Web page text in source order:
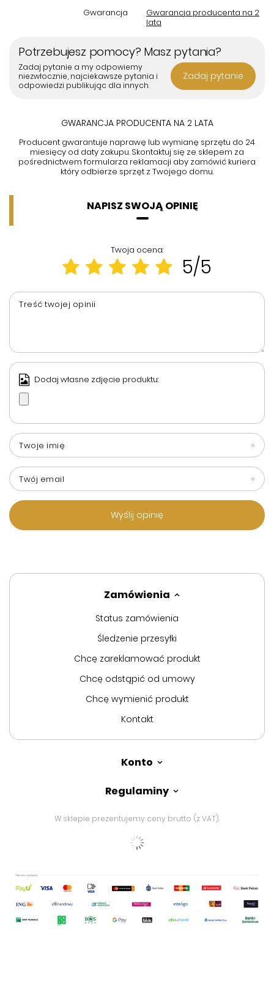
Gwarancja
Gwarancja producenta na 2
lata
Potrzebujesz pomocy? Masz pytania?
Zadaj pytanie a my odpowiemy
niezwłocznie, najciekawsze pytania i
odpowiedzi publikując dla innych.
Zadaj pytanie
GWARANCJA PRODUCENTA NA 2 LATA
Producent gwarantuje naprawę lub wymianę sprzętu do 24
miesięcy od daty zakupu. Skontaktuj się ze sklepem za
pośrednictwem formularza reklamacji aby zamówić kuriera
który odbierze sprzęt z Twojego domu.
NAPISZ SWOJĄ OPINIĘ
Twoja ocena:
5/5
Treść twojej opinii
Dodaj własne zdjęcie produktu:
Twoje imię
Twój email
Wyślij opinię
Zamówienia
Status zamówienia
Śledzenie przesyłki
Chcę zareklamować produkt
Chcę odstąpić od umowy
Chcę wymienić produkt
Kontakt
Konto
Regulaminy
W sklepie prezentujemy ceny brutto (z VAT).